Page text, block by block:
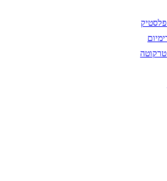
פלסטיק
טרקוטה